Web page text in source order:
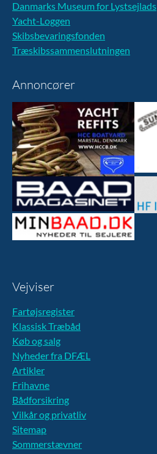
Danmarks Museum for Lystsejlads
Yacht-Loggen
Skibsbevaringsfonden
Træskibssammenslutningen
Annoncører
Vejviser
Fartøjsregister
Klassisk Træbåd
Køb og salg
Nyheder fra DFÆL
Artikler
Frihavne
Bådforsikring
Vilkår og privatliv
Sitemap
Sommerstævner